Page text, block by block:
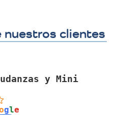
nuestros clientes
y Mini
gle